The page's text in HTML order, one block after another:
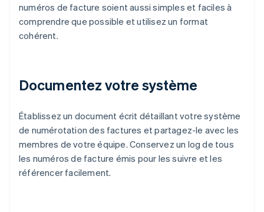
numéros de facture soient aussi simples et faciles à
comprendre que possible et utilisez un format
cohérent.
Documentez votre système
Établissez un document écrit détaillant votre système
de numérotation des factures et partagez-le avec les
membres de votre équipe. Conservez un log de tous
les numéros de facture émis pour les suivre et les
référencer facilement.